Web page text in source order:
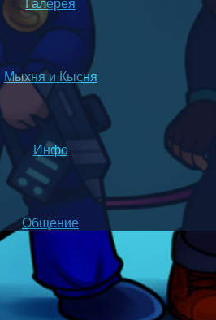
Галерея
Мыхня и Кысня
Инфо
Общение